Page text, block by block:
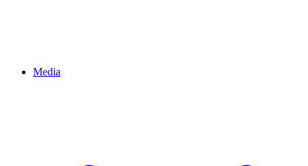
Media